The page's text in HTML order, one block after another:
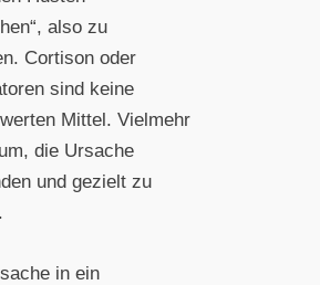
also zu
Cortison oder
sind keine
Mittel. Vielmehr
die Ursache
und gezielt zu
in ein